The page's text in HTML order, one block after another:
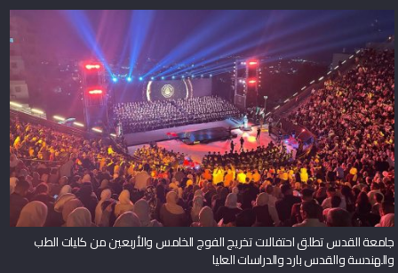
جامعة القدس تطلق احتفالات تخريج الفوج الخامس والأربعين من كليات الطب
والهندسة والقدس بارد والدراسات العليا